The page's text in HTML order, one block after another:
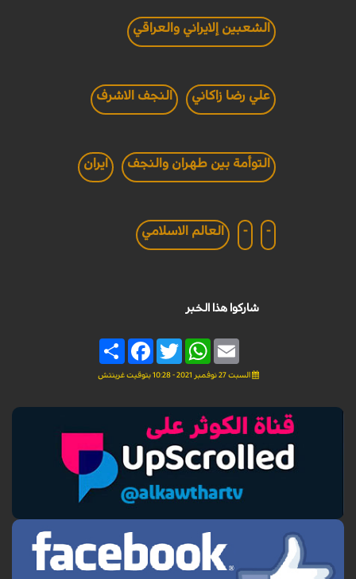
الشعبين إلايراني والعراقي
علي رضا زاكاني النجف الاشرف
التوأمة بين طهران والنجف ايران
-
- العالم الاسلامي
شاركوا هذا الخبر
Share
FacebookTwitter
WhatsAppEmail
السبت 27 نوفمبر 2021 - 10:28 بتوقيت غرينتش